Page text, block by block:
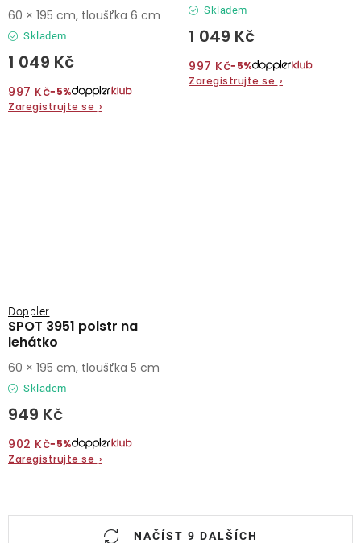
Skladem
1 049 Kč
997 Kč−5%
Zaregistrujte se ›
60 × 195 cm, tloušťka 6 cm Skladem
1 049 Kč
997 Kč−5%
Zaregistrujte se ›
SPOT 3951 polstr na
lehátko
Doppler
Skladem
949 Kč
902 Kč−5%
Zaregistrujte se ›
60 × 195 cm, tloušťka 5 cm
O
NAČÍST 9 DALŠÍCH